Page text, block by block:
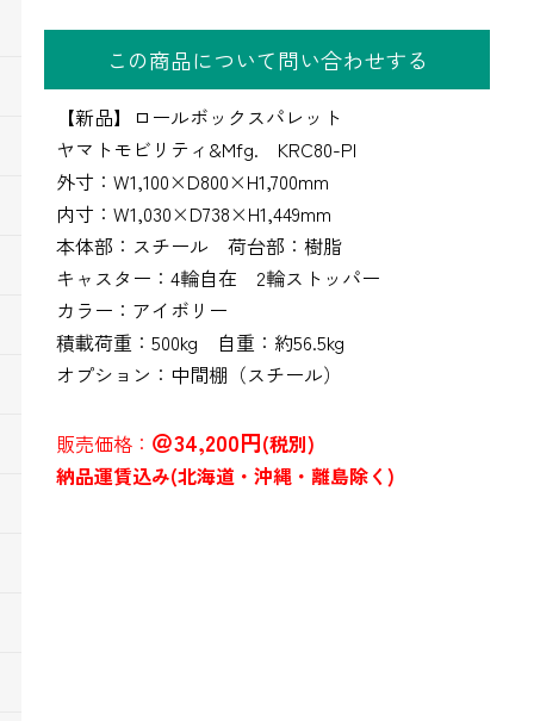
この商品について問い合わせする
【新品】ロールボックスパレット
ヤマトモビリティ&Mfg. KRC80-PI
外寸：W1,100×D800×H1,700mm
内寸：W1,030×D738×H1,449mm
本体部：スチール 荷台部：樹脂
キャスター：4輪自在 2輪ストッパー
カラー：アイボリー
積載荷重：500kg 自重：約56.5kg
オプション：中間棚（スチール）
販売価格： ＠34,200円(税別)
納品運賃込み(北海道・沖縄・離島除く)